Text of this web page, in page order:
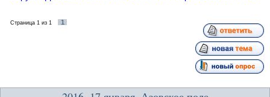
Страница 1 из 1 1